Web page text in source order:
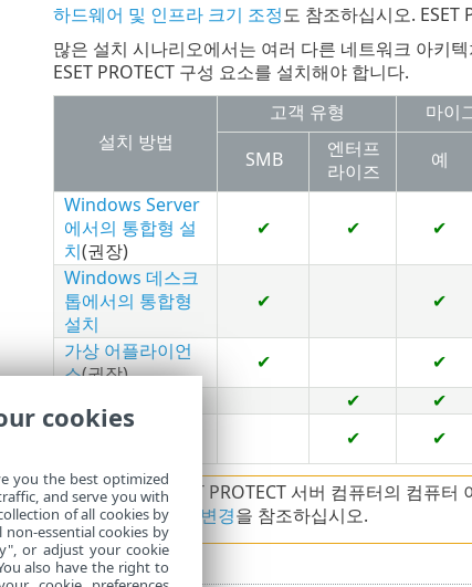
하드웨어 및 인프라 크기 조정도 참조하십시오.
많은 설치 시나리오에서는 여러 다른 네트워크 아키
ESET PROTECT 구성 요소를 설치해야 합니다.
설치 방법
고객 유형 마이
SMB
엔터프
라이즈
예
Windows Server
에서의 통합형 설
치(권장)
✔ ✔ ✔
Windows 데스크
톱에서의 통합형
설치
✔ ✔
가상 어플라이언
스(권장) ✔ ✔
✔ ✔
구성 요소
✔ ✔
설치 후 ESET PROTECT 서버 컴퓨터의 컴퓨
호스트 이름 변경을 참조하십시오.
cookies
you the best optimized
and serve you with
of all cookies by
non-essential cookies by
or adjust your cookie
also have the right to